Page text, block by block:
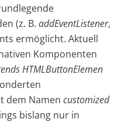
(z. B. addEventListener,
ermöglicht. Aktuell
Komponenten
HTMLButtonElemen
dem Namen customized
bislang nur in